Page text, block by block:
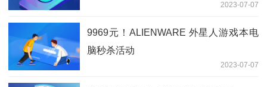
2023-07-07
9969元！ALIENWARE 外星人游戏本电
脑秒杀活动
2023-07-07